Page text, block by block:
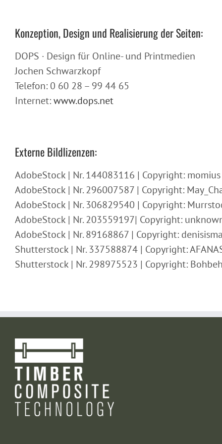
Konzeption, Design und Realisierung der Seiten:
DOPS · Design für Online- und Printmedien
Jochen Schwarzkopf
Telefon: 0 60 28 – 99 44 65
Internet:www.dops.net
Externe Bildlizenzen:
AdobeStock | Nr. 144083116 | Copyright: momius
AdobeStock | Nr. 296007587 | Copyright:
AdobeStock | Nr. 306829540 | Copyright:
AdobeStock | Nr. 203559197| Copyright:
AdobeStock | Nr. 89168867 | Copyright:
Shutterstock | Nr. 337588874 | Copyright:
Shutterstock | Nr. 298975523 | Copyright: Bohbeh